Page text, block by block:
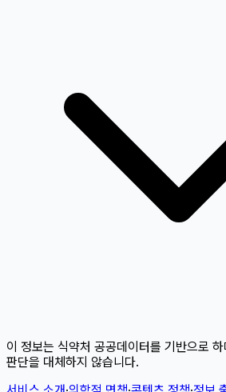
이 정보는 식약처 공공데이터를 기반으로
판단을 대체하지 않습니다.